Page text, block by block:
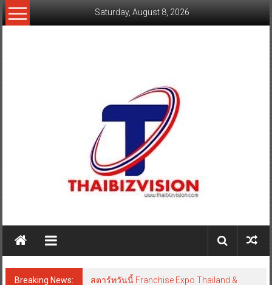
Skip
to
Saturday, August 8, 2026
Breaking News:
สตาร์ทวันนี้ Franchise Expo Thailand &